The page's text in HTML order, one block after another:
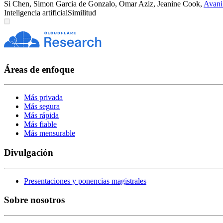
Si Chen, Simon Garcia de Gonzalo, Omar Aziz, Jeanine Cook,
Inteligencia artificialSimilitud
Áreas de enfoque
Más privada
Más segura
Más rápida
Más fiable
Más mensurable
Divulgación
Presentaciones y ponencias magistrales
Sobre nosotros